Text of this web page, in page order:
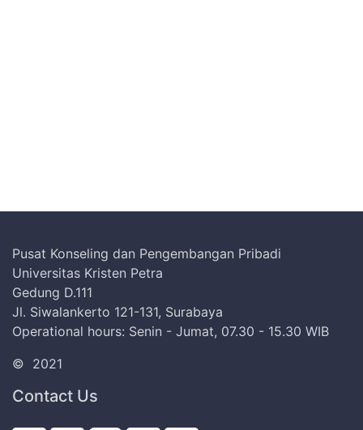
Pusat Konseling dan Pengembangan Pribadi
Universitas Kristen Petra
Gedung D.111
Jl. Siwalankerto 121-131, Surabaya
Operational hours: Senin - Jumat, 07.30 - 15.30 WIB
© 2021
Contact Us